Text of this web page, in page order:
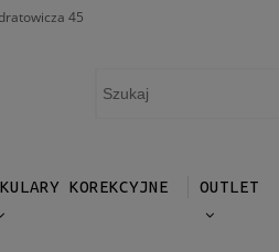
45
KOREKCYJNE OUTLET